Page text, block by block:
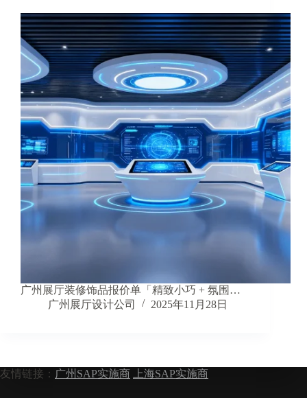
广州展厅装修饰品报价单「精致小巧 + 氛围…
广州展厅设计公司
2025年11月28日
友情链接： 广州SAP实施商 上海SAP实施商